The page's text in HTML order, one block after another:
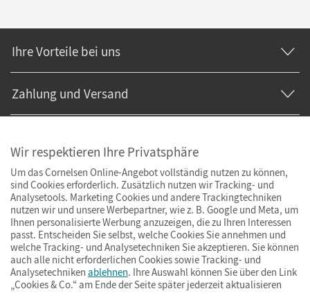
Ihre Vorteile bei uns
Zahlung und Versand
ImpressumAGBDatenschutzBarrierefreiheitCookies & Co.
Wir respektieren Ihre Privatsphäre
Um das Cornelsen Online-Angebot vollständig nutzen zu können,
sind Cookies erforderlich. Zusätzlich nutzen wir Tracking- und
Analysetools. Marketing Cookies und andere Trackingtechniken
nutzen wir und unsere Werbepartner, wie z. B. Google und Meta, um
Ihnen personalisierte Werbung anzuzeigen, die zu Ihren Interessen
passt. Entscheiden Sie selbst, welche Cookies Sie annehmen und
welche Tracking- und Analysetechniken Sie akzeptieren. Sie können
auch alle nicht erforderlichen Cookies sowie Tracking- und
Analysetechniken ablehnen. Ihre Auswahl können Sie über den Link
„Cookies & Co.“ am Ende der Seite später jederzeit aktualisieren